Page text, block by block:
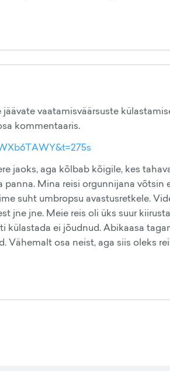
vaatamisväärsuste
kommentaaris.
jaoks, aga kõlbab kõigile, kes
Mina reisi orgunnijana võtsin
suht umbropsu avastusretkele.
jne jne. Meie reis oli üks suur
külastada ei jõudnud. Abikaasa
Vähemalt osa neist, aga siis oleks